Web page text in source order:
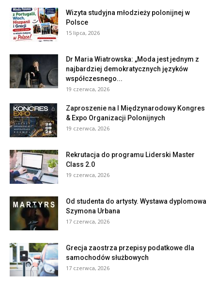
Wizyta studyjna młodzieży polonijnej w
Polsce
15 lipca, 2026
Dr Maria Wiatrowska: „Moda jest jednym z
najbardziej demokratycznych języków
współczesnego...
19 czerwca, 2026
Zaproszenie na I Międzynarodowy Kongres
& Expo Organizacji Polonijnych
19 czerwca, 2026
Rekrutacja do programu Liderski Master
Class 2.0
19 czerwca, 2026
Od studenta do artysty. Wystawa dyplomowa
Szymona Urbana
17 czerwca, 2026
Grecja zaostrza przepisy podatkowe dla
samochodów służbowych
17 czerwca, 2026